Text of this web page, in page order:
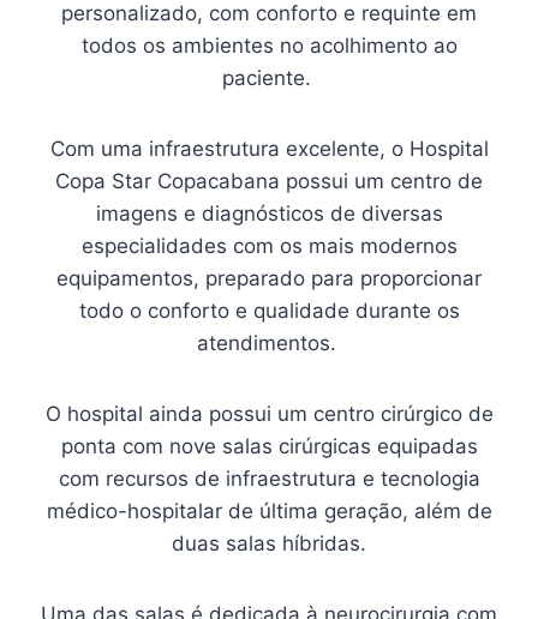
personalizado, com conforto e requinte em
todos os ambientes no acolhimento ao
paciente.
Com uma infraestrutura excelente, o Hospital
Copa Star Copacabana possui um centro de
imagens e diagnósticos de diversas
especialidades com os mais modernos
equipamentos, preparado para proporcionar
todo o conforto e qualidade durante os
atendimentos.
O hospital ainda possui um centro cirúrgico de
ponta com nove salas cirúrgicas equipadas
com recursos de infraestrutura e tecnologia
médico-hospitalar de última geração, além de
duas salas híbridas.